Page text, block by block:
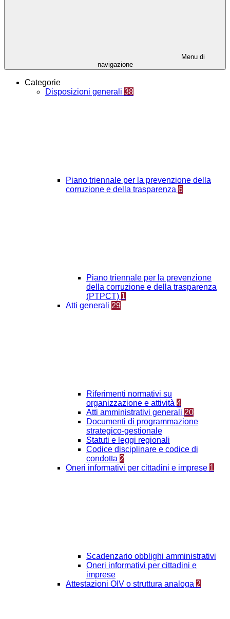
Menu di
navigazione
Categorie
Disposizioni generali 38
Piano triennale per la prevenzione della
corruzione e della trasparenza 6
Piano triennale per la prevenzione
della corruzione e della trasparenza
(PTPCT) 1
Atti generali 29
Riferimenti normativi su
organizzazione e attività 4
Atti amministrativi generali 20
Documenti di programmazione
strategico-gestionale
Statuti e leggi regionali
Codice disciplinare e codice di
condotta 2
Oneri informativi per cittadini e imprese 1
Scadenzario obblighi amministrativi
Oneri informativi per cittadini e
imprese
Attestazioni OIV o struttura analoga 2